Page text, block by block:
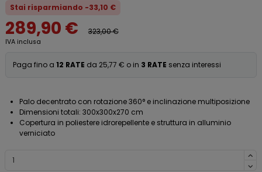
Stai risparmiando -33,10 €
289,90 € 323,00 €
IVA inclusa
Paga fino a 12 RATE da 25,77 € o in 3 RATE senza interessi
Palo decentrato con rotazione 360° e inclinazione multiposizione
Dimensioni totali: 300x300x270 cm
Copertura in poliestere idrorepellente e struttura in alluminio
verniciato